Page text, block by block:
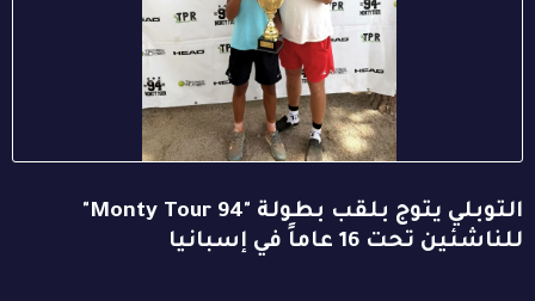
التوبلي يتوج بلقب بطولة "94 Monty Tour"
للناشئين تحت 16 عاماً في إسبانيا